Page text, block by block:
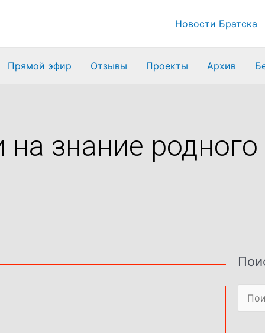
Новости Братска
Прямой эфир Отзывы Проекты Архив
знание